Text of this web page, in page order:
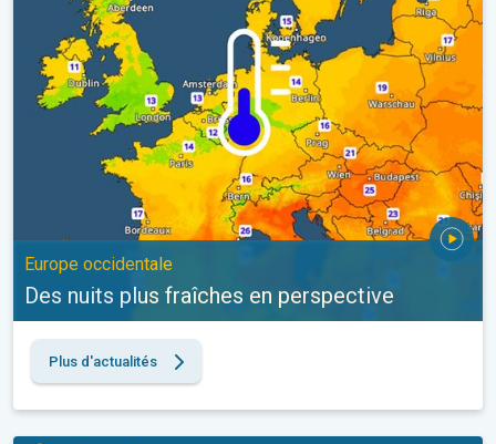
Europe occidentale
Des nuits plus fraîches en perspective
Plus d'actualités